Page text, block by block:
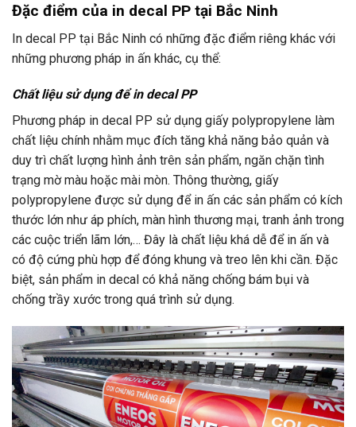
Đặc điểm của in decal PP tại Bắc Ninh
In decal PP tại Bắc Ninh có những đặc điểm riêng khác với
những phương pháp in ấn khác, cụ thể:
Chất liệu sử dụng để in decal PP
Phương pháp in decal PP sử dụng giấy polypropylene làm
chất liệu chính nhằm mục đích tăng khả năng bảo quản và
duy trì chất lượng hình ảnh trên sản phẩm, ngăn chặn tình
trạng mờ màu hoặc mài mòn. Thông thường, giấy
polypropylene được sử dụng để in ấn các sản phẩm có kích
thước lớn như áp phích, màn hình thương mại, tranh ảnh trong
các cuộc triển lãm lớn,… Đây là chất liệu khá dễ để in ấn và
có độ cứng phù hợp để đóng khung và treo lên khi cần. Đặc
biệt, sản phẩm in decal có khả năng chống bám bụi và
chống trầy xước trong quá trình sử dụng.